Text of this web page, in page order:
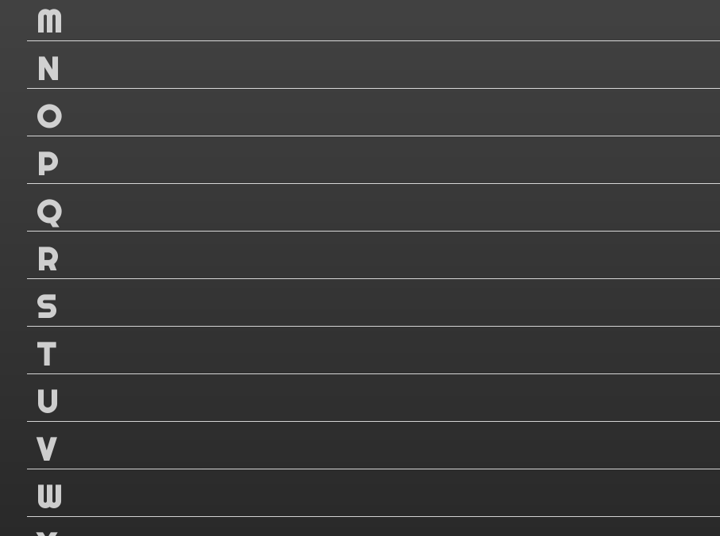
M
N
O
P
Q
R
S
T
U
V
W